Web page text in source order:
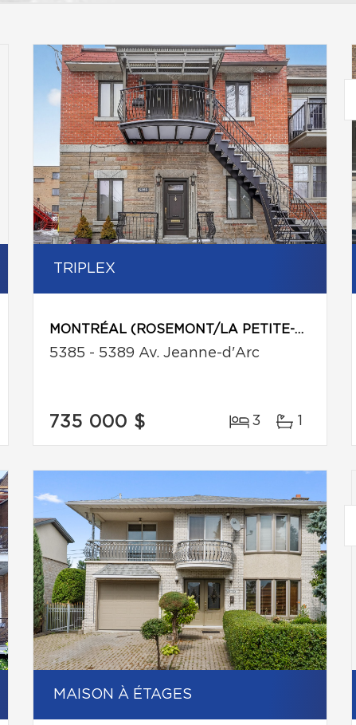
TRIPLEX
MONTRÉAL (ROSEMONT/LA PETITE-PATRIE)
5385 - 5389 Av. Jeanne-d'Arc
735 000 $ 3 1
MAISON À ÉTAGES